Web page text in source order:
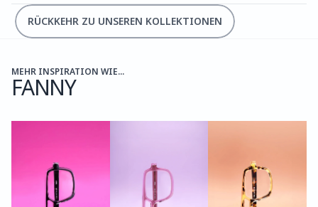
RÜCKKEHR ZU UNSEREN KOLLEKTIONEN
MEHR INSPIRATION WIE...
FANNY